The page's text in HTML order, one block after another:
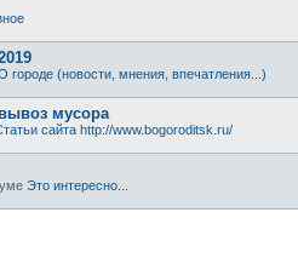
городе (новости, мнения, впечатления...)
мусора
сайта http://www.bogoroditsk.ru/
Это интересно...